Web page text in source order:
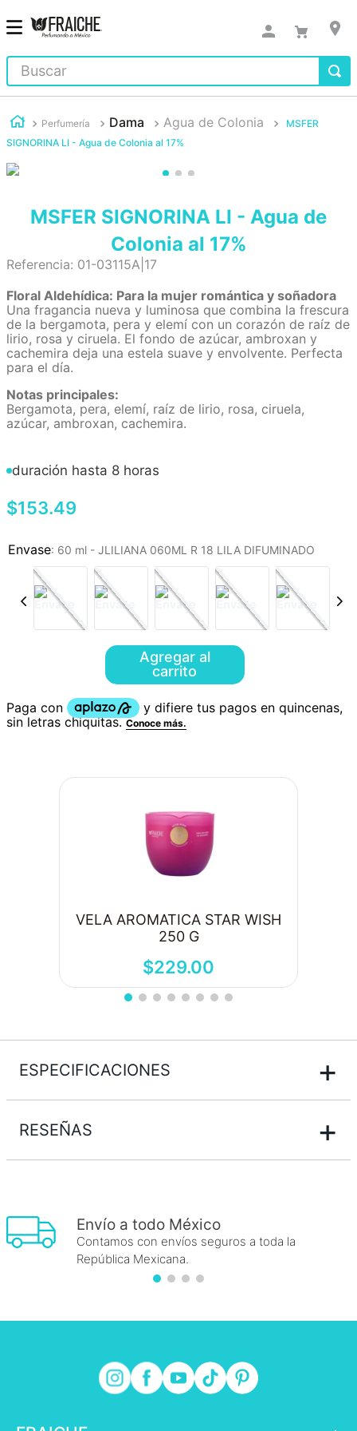
Buscar
Perfumería Dama Agua de Colonia
MSFER
SIGNORINA LI - Agua de Colonia al 17%
MSFER SIGNORINA LI - Agua de
Colonia al 17%
Referencia: 01-03115A|17
Floral Aldehídica: Para la mujer romántica y soñadora
Una fragancia nueva y luminosa que combina la frescura
de la bergamota, pera y elemí con un corazón de raíz de
lirio, rosa y ciruela. El fondo de azúcar, ambroxan y
cachemira deja una estela suave y envolvente. Perfecta
para el día.
Notas principales:
Bergamota, pera, elemí, raíz de lirio, rosa, ciruela,
azúcar, ambroxan, cachemira.
duración hasta 8 horas
$153.49
: 60 ml - JLILIANA 060ML R 18 LILA DIFUMINADO
Agregar al
carrito
VELA AROMATICA STAR WISH
250 G
$229.00
ESPECIFICACIONES +
RESEÑAS +
Envío a todo México
Contamos con envíos seguros a toda la
República Mexicana.